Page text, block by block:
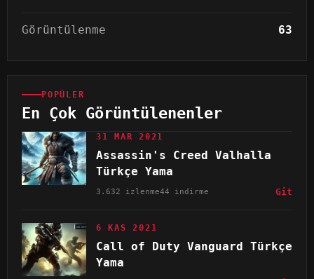
Görüntülenme 63
POPÜLER
En Çok Görüntülenenler
31 MAR 2021
Assassin's Creed Valhalla
Türkçe Yama
3.632 izlenme44 indirme Git
6 KAS 2021
Call of Duty Vanguard Türkçe
Yama